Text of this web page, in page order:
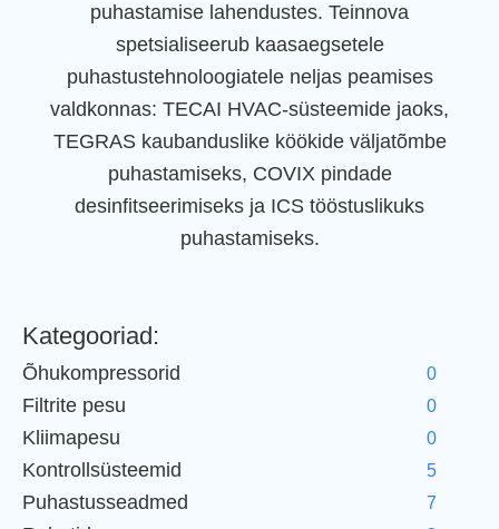
puhastamise lahendustes. Teinnova
spetsialiseerub kaasaegsetele
puhastustehnoloogiatele neljas peamises
valdkonnas: TECAI HVAC-süsteemide jaoks,
TEGRAS kaubanduslike köökide väljatõmbe
puhastamiseks, COVIX pindade
desinfitseerimiseks ja ICS tööstuslikuks
puhastamiseks.
Kategooriad:
Õhukompressorid 0
Filtrite pesu 0
Kliimapesu 0
Kontrollsüsteemid 5
Puhastusseadmed 7